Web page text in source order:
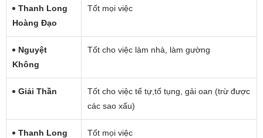
Thanh Long
Hoàng Đạo
Tốt mọi việc
Nguyệt
Không
Tốt cho việc làm nhà, làm gường
Giải Thần
Tốt cho việc tế tự,tố tụng, gải oan (trừ được
các sao xấu)
Thanh Long Tốt mọi việc